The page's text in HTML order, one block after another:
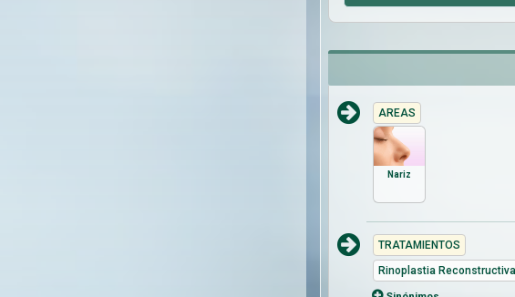
AREAS
Nariz
TRATAMIENTOS
Rinoplastia Reconstructiva